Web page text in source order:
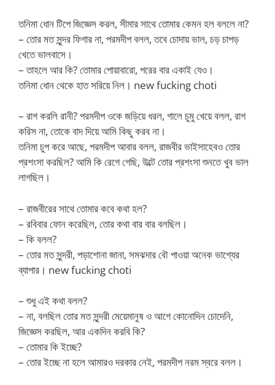
তনিমা ধোন টিপে জিজ্ঞেস করল, সীমার সাথে তোমার কেমন হল বললে না?
– তোর মত সুন্দর ফিগার না, পরমদীপ বলল, তবে চোদায় ভাল, চড় চাপড়
খেতে ভালবাসে।
– তাহলে আর কি? তোমার পোয়াবারো, পরের বার একাই যেও।
তনিমা ধোন থেকে হাত সরিয়ে নিল। new fucking choti
– রাগ করলি রানী? পরমদীপ ওকে জড়িয়ে ধরল, গালে চুমু খেয়ে বলল, রাগ
করিস না, তোকে বাদ দিয়ে আমি কিছু করব না।
তনিমা চুপ করে আছে, পরমদীপ আবার বলল, রাজবীর ভাইসাহেবও তোর
প্রশংসা করছিল? আমি কি রেগে গেছি, উল্টে তোর প্রশংসা শুনতে খুব ভাল
লাগছিল।
– রাজবীরের সাথে তোমার কবে কথা হল?
– রবিবার ফোন করেছিল, তোর কথা বার বার বলছিল।
– কি বলল?
– তোর মত সুন্দরী, পড়াশোনা জানা, সমঝদার বৌ পাওয়া অনেক ভাগ্যের
ব্যাপার। new fucking choti
– শুধু এই কথা বলল?
– না, বলছিল তোর মত সুন্দরী মেয়েমানুষ ও আগে কোনোদিন চোদেনি,
জিজ্ঞেস করছিল, আর একদিন করবি কি?
– তোমার কি ইচ্ছে?
– তোর ইচ্ছে না হলে আমারও দরকার নেই, পরমদীপ নরম স্বরে বলল।